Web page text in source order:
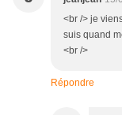
<br /> je
suis quand
<br />
Répondre